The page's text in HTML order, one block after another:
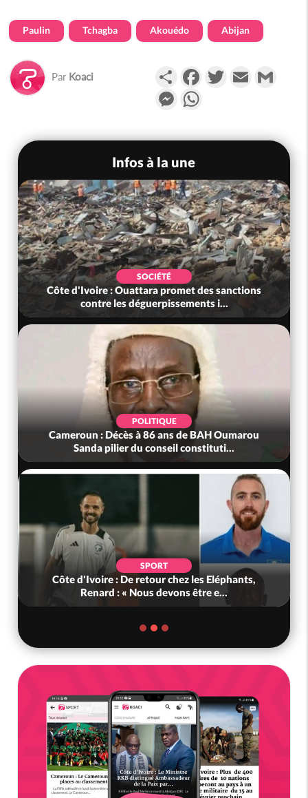
Paulin Tchagba Akouédo Abijan
Par Koaci PartagerFacebookTwitterEmail
Messenger
Infos à la une
SOCIÉTÉ
Côte d'Ivoire : Ouattara promet des sanctions
contre les déguerpissements i...
POLITIQUE
Cameroun : Décès à 86 ans de BAH Oumarou
Sanda pilier du conseil constituti...
SPORT
Côte d'Ivoire : De retour chez les Eléphants,
Renard : « Nous devons être e...